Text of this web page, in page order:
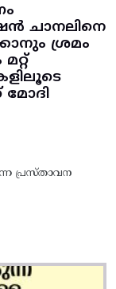
ചാനലിനെ
ശ്രമം
മോദി
പ്രസ്താവന